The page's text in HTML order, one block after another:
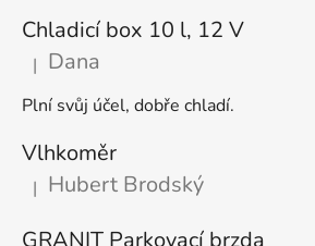
Chladicí box 10 l, 12 V
Hodnocení produktu je 5 z 5 hvězdiček.
| Dana
Plní svůj účel, dobře chladí.
Vlhkoměr
Hodnocení produktu je 5 z 5 hvězdiček.
| Hubert Brodský
GRANIT Parkovací brzda